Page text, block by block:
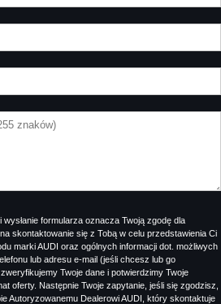
formularza oznacza Twoją zgodę dla
skontaktowanie się z Tobą w celu przedstawienia Ci
marki AUDI oraz ogólnych informacji dot. możliwych
lub adresu e-mail (jeśli chcesz lub go
Twoje dane i potwierdzimy Twoje
oferty. Następnie Twoje zapytanie, jeśli się zgodzisz,
Autoryzowanemu Dealerowi AUDI, który skontaktuje